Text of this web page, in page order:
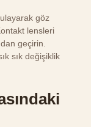
göz
lensleri
geçirin.
sık değişiklik